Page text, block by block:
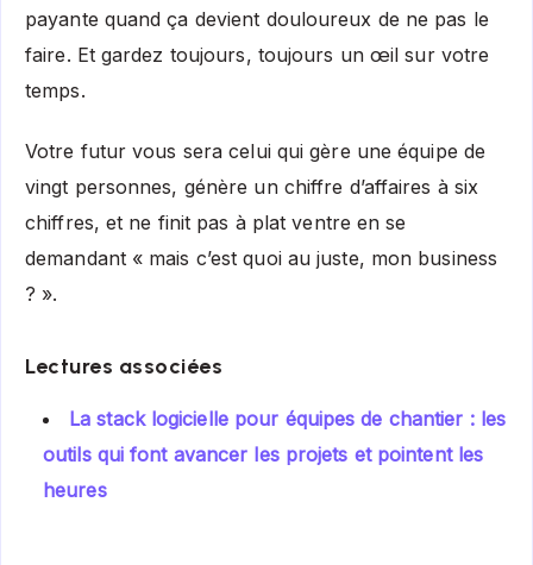
payante quand ça devient douloureux de ne pas le
faire. Et gardez toujours, toujours un œil sur votre
temps.
Votre futur vous sera celui qui gère une équipe de
vingt personnes, génère un chiffre d’affaires à six
chiffres, et ne finit pas à plat ventre en se
demandant « mais c’est quoi au juste, mon business
? ».
Lectures associées
La stack logicielle pour équipes de chantier : les
outils qui font avancer les projets et pointent les
heures